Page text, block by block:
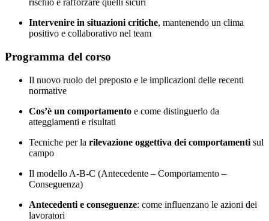
rischio e rafforzare quelli sicuri
Intervenire in situazioni critiche, mantenendo un clima
positivo e collaborativo nel team
Programma del corso
Il nuovo ruolo del preposto e le implicazioni delle recenti
normative
Cos’è un comportamento e come distinguerlo da
atteggiamenti e risultati
Tecniche per la rilevazione oggettiva dei comportamenti sul
campo
Il modello A-B-C (Antecedente – Comportamento –
Conseguenza)
Antecedenti e conseguenze: come influenzano le azioni dei
lavoratori